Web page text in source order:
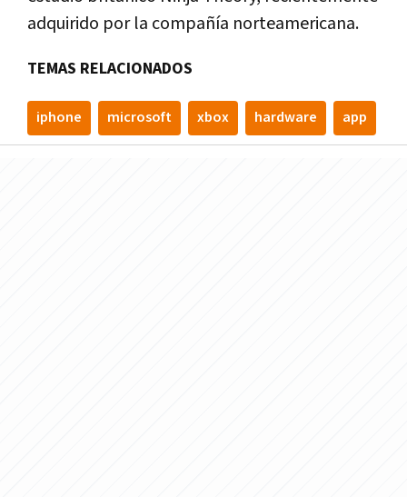
adquirido por la compañía norteamericana.
TEMAS RELACIONADOS
iphone microsoft xbox hardware app